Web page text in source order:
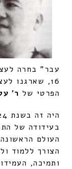
16, שארגנו
הפרטי של ר'
בעידודה של
העולם
הצורך ללמוד
ותמיכה,